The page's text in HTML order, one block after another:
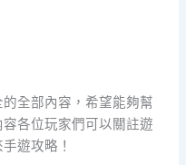
全部內容，希望能夠幫
各位玩家們可以關註遊
遊攻略！